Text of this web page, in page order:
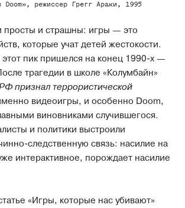
Doom», режиссер Грегг Араки, 1995
просты и страшны: игры — это
которые учат детей жестокости.
пик пришелся на конец 1990-х —
трагедии в школе «Колумбайн»
признал террористической
видеоигры, и особенно Doom,
виновниками случившегося.
и политики выстроили
следственную связь: насилие на
интерактивное, порождает насилие
«Игры, которые нас убивают»